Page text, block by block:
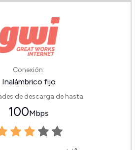
Conexión:
Inalámbrico fijo
de descarga de hasta
100Mbps